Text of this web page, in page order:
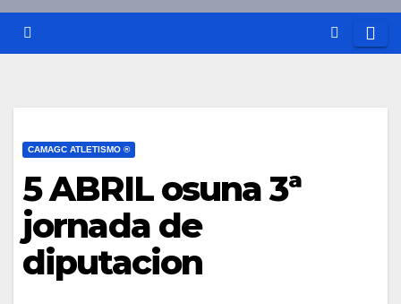
CAMAGC ATLETISMO ®
5 ABRIL osuna 3ª
jornada de
diputacion